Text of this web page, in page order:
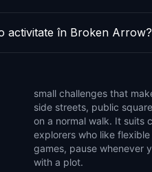
activitate în Broken Arrow?
with a plot.